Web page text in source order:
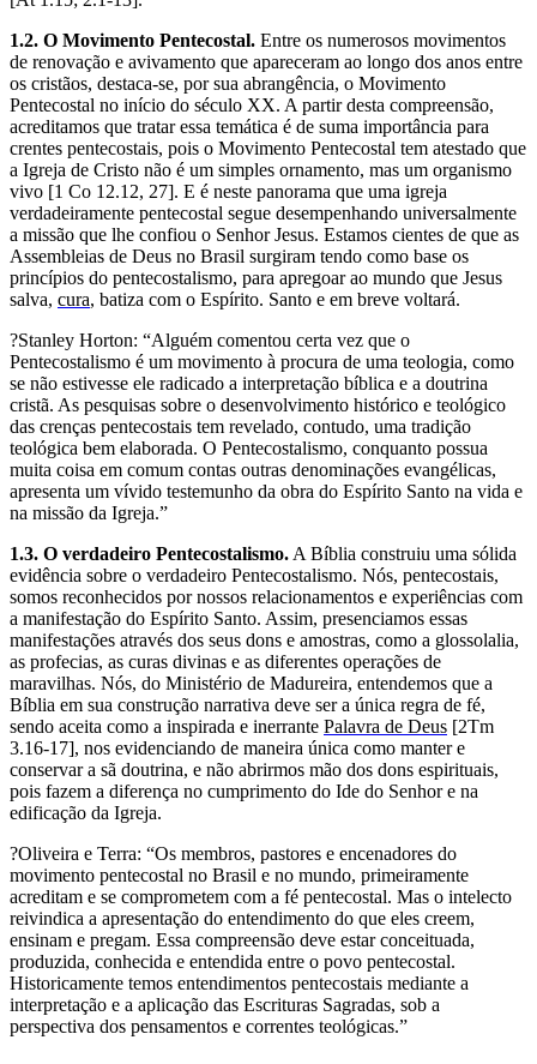
1.2. O Movimento Pentecostal. Entre os numerosos movimentos
de renovação e avivamento que apareceram ao longo dos anos entre
os cristãos, destaca-se, por sua abrangência, o Movimento
Pentecostal no início do século XX. A partir desta compreensão,
acreditamos que tratar essa temática é de suma importância para
crentes pentecostais, pois o Movimento Pentecostal tem atestado que
a Igreja de Cristo não é um simples ornamento, mas um organismo
vivo [1 Co 12.12, 27]. E é neste panorama que uma igreja
verdadeiramente pentecostal segue desempenhando universalmente
a missão que lhe confiou o Senhor Jesus. Estamos cientes de que as
Assembleias de Deus no Brasil surgiram tendo como base os
princípios do pentecostalismo, para apregoar ao mundo que Jesus
salva, cura, batiza com o Espírito. Santo e em breve voltará.
?Stanley Horton: “Alguém comentou certa vez que o
Pentecostalismo é um movimento à procura de uma teologia, como
se não estivesse ele radicado a interpretação bíblica e a doutrina
cristã. As pesquisas sobre o desenvolvimento histórico e teológico
das crenças pentecostais tem revelado, contudo, uma tradição
teológica bem elaborada. O Pentecostalismo, conquanto possua
muita coisa em comum contas outras denomina­ções evangélicas,
apresenta um vívido testemunho da obra do Espírito Santo na vida e
na missão da Igreja.”
1.3. O verdadeiro Pentecostalismo. A Bíblia construiu uma sólida
evidência sobre o verdadeiro Pentecostalismo. Nós, pentecostais,
somos reconhecidos por nossos relacionamentos e experiências com
a manifestação do Espírito Santo. Assim, presenciamos essas
manifestações através dos seus dons e amostras, como a glossolalia,
as profecias, as curas divinas e as dife­rentes operações de
maravilhas. Nós, do Ministério de Madureira, entendemos que a
Bíblia em sua construção narrativa deve ser a única regra de fé,
sendo aceita como a inspirada e inerrante Palavra de Deus [2Tm
3.16-17], nos evidenciando de maneira única como manter e
conservar a sã doutrina, e não abrirmos mão dos dons espirituais,
pois fazem a diferença no cumprimento do Ide do Senhor e na
edificação da Igreja.
?Oliveira e Terra: “Os membros, pastores e encenadores do
movimento pentecostal no Brasil e no mundo, primeiramente
acreditam e se comprometem com a fé pentecostal. Mas o intelecto
reivindica a apresentação do entendimento do que eles creem,
ensinam e pregam. Essa compreensão deve estar conceituada,
produzida, conhecida e entendida entre o povo pentecostal.
Historicamente temos entendimentos pentecostais mediante a
interpretação e a aplicação das Escri­turas Sagradas, sob a
perspectiva dos pensamentos e correntes teológicas.”